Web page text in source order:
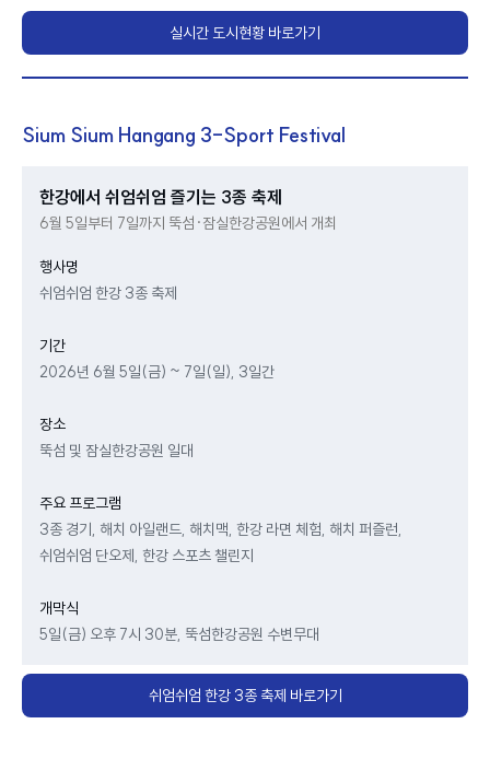
실시간 도시현황 바로가기
Sium Sium Hangang 3-Sport Festival
한강에서 쉬엄쉬엄 즐기는 3종 축제
6월 5일부터 7일까지 뚝섬·잠실한강공원에서 개최
행사명
쉬엄쉬엄 한강 3종 축제
기간
2026년 6월 5일(금) ~ 7일(일), 3일간
장소
뚝섬 및 잠실한강공원 일대
주요 프로그램
3종 경기, 해치 아일랜드, 해치맥, 한강 라면 체험, 해치 퍼즐런,
쉬엄쉬엄 단오제, 한강 스포츠 챌린지
개막식
5일(금) 오후 7시 30분, 뚝섬한강공원 수변무대
쉬엄쉬엄 한강 3종 축제 바로가기